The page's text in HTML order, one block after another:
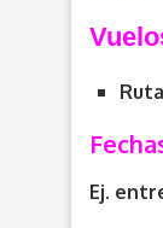
V
Ej.